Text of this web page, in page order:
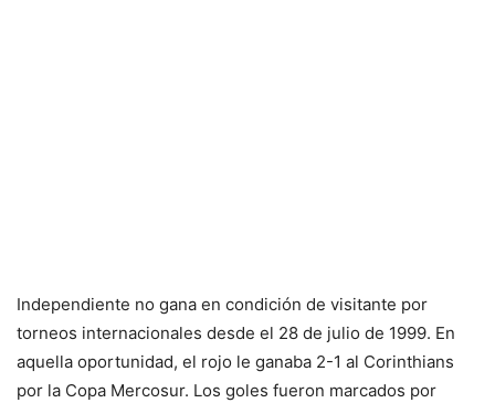
Independiente no gana en condición de visitante por
torneos internacionales desde el 28 de julio de 1999. En
aquella oportunidad, el rojo le ganaba 2-1 al Corinthians
por la Copa Mercosur. Los goles fueron marcados por